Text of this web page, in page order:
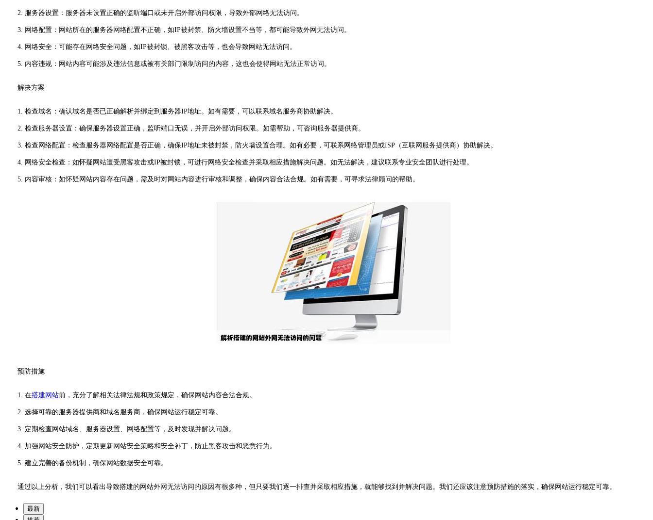
2. 服务器设置：服务器未设置正确的监听端口或未开启外部访问权限，导致外部网络无法访问。
3. 网络配置：网站所在的服务器网络配置不正确，如IP被封禁、防火墙设置不当等，都可能导致外网无法访问。
4. 网络安全：可能存在网络安全问题，如IP被封锁、被黑客攻击等，也会导致网站无法访问。
5. 内容违规：网站内容可能涉及违法信息或被有关部门限制访问的内容，这也会使得网站无法正常访问。
解决方案
1. 检查域名：确认域名是否已正确解析并绑定到服务器IP地址。如有需要，可以联系域名服务商协助解决。
2. 检查服务器设置：确保服务器设置正确，监听端口无误，并开启外部访问权限。如需帮助，可咨询服务器提供商。
3. 检查网络配置：检查服务器网络配置是否正确，确保IP地址未被封禁，防火墙设置合理。如有必要，可联系网络管理员或ISP（互联网服务提供商）协助解决。
4. 网络安全检查：如怀疑网站遭受黑客攻击或IP被封锁，可进行网络安全检查并采取相应措施解决问题。如无法解决，建议联系专业安全团队进行处理。
5. 内容审核：如怀疑网站内容存在问题，需及时对网站内容进行审核和调整，确保内容合法合规。如有需要，可寻求法律顾问的帮助。
预防措施
1. 在搭建网站前，充分了解相关法律法规和政策规定，确保网站内容合法合规。
2. 选择可靠的服务器提供商和域名服务商，确保网站运行稳定可靠。
3. 定期检查网站域名、服务器设置、网络配置等，及时发现并解决问题。
4. 加强网站安全防护，定期更新网站安全策略和安全补丁，防止黑客攻击和恶意行为。
5. 建立完善的备份机制，确保网站数据安全可靠。
通过以上分析，我们可以看出导致搭建的网站外网无法访问的原因有很多种，但只要我们逐一排查并采取相应措施，就能够找到并解决问题。我们还应该注意预防措施的落实，确保网站运行稳定可靠。
最新